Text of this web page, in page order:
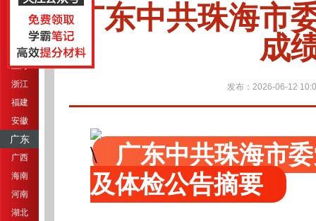
江苏
上海
浙江
福建
安徽
广东
广西
海南
河南
湖北
广东中共珠海市
成
发布：2026-06-12
广东中共珠海市
及体检公告摘要